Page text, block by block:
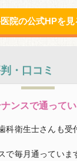
院の公式HPを見
・口コミ
ンスで通って
科衛生士さんも受
で毎月通っていま